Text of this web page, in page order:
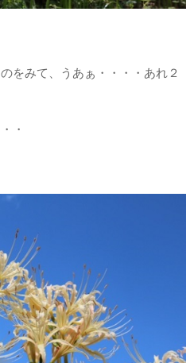
をみて、うあぁ・・・・あれ２
・